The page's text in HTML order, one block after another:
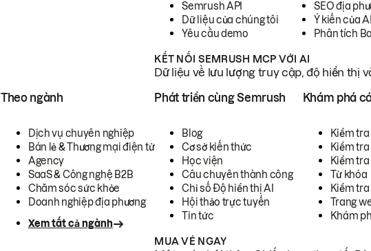
Semrush API
Dữ liệu của chúng tôi
Yêu cầu demo
SEO địa
Ý kiến của
Phân tích
KẾT NỐI SEMRUSH MCP VỚI AI
Dữ liệu về lưu lượng truy cập, độ hiển thị
Theo ngành
Dịch vụ chuyên nghiệp
Bán lẻ & Thương mại điện tử
Agency
SaaS & Công nghệ B2B
Chăm sóc sức khỏe
Doanh nghiệp địa phương
Xem tất cả ngành
Phát triển cùng Semrush
Blog
Cơ sở kiến thức
Học viện
Câu chuyên thành công
Chỉ số Độ hiển thị AI
Hội thảo trực tuyến
Tin tức
Khám phá
Kiểm
Kiểm tra
Kiểm
Từ khóa
Kiểm
Trang
Khám
MUA VÉ NGAY